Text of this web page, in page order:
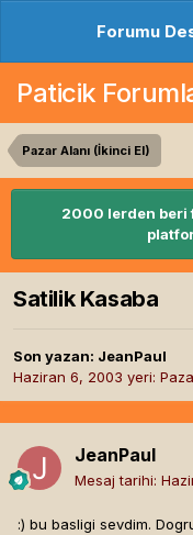
Forumu
Paticik
Pazar Alanı (İkinci El)
2000 lerden beri
Satilik Kasaba
Son yazan: JeanPaul
Haziran 6, 2003 yeri:
JeanPaul
Mesaj tarihi:
:) bu basligi sevdim.